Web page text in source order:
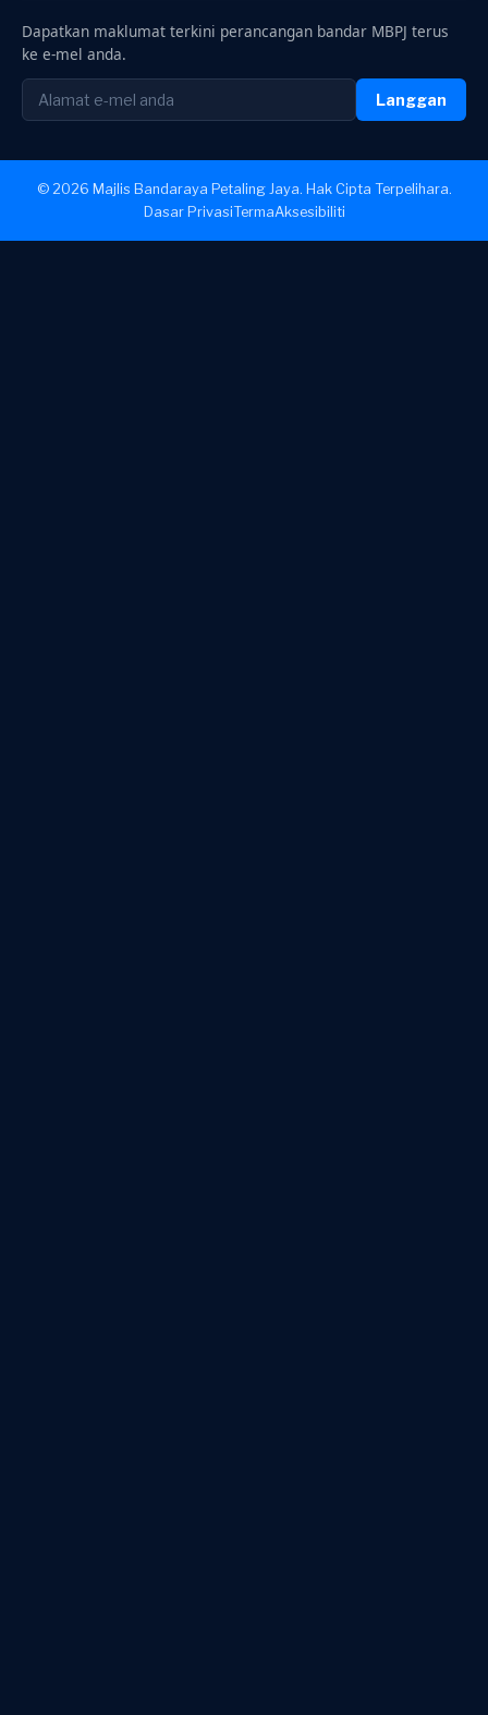
Dapatkan maklumat terkini perancangan bandar MBPJ terus
ke e-mel anda.
Langgan
© 2026 Majlis Bandaraya Petaling Jaya. Hak Cipta Terpelihara.
Dasar PrivasiTermaAksesibiliti